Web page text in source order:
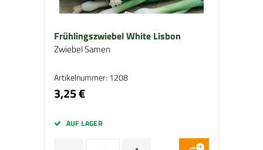
Frühlingszwiebel White Lisbon
Zwiebel Samen
Artikelnummer: 1208
3,25 €
AUF LAGER